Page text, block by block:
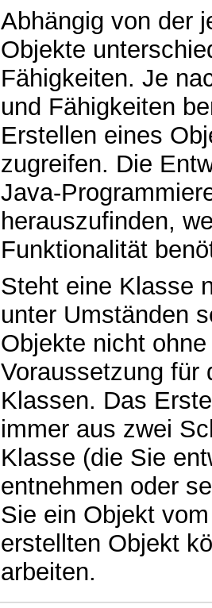
Abhängig von der
Objekte
Fähigkeiten. Je
und Fähigkeiten
Erstellen eines
zugreifen. Die
Java-
herauszufinden,
Funktionalität
Steht eine Klasse
unter Umständen
Objekte nicht
Voraussetzung für
Klassen. Das
immer aus zwei
Klasse (die Sie
entnehmen oder
Sie ein Objekt
erstellten Objekt
arbeiten.